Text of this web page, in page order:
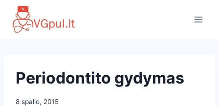
content
Periodontito gydymas
8 spalio, 2015